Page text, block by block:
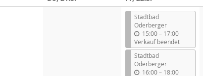
Stadtbad
Oderberger
15:00–b
i
s
17:00
Verkauf beendet
Stadtbad
Oderberger
16:00–b18:00